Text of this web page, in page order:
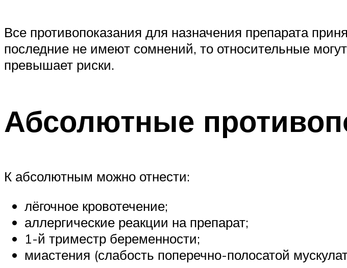
Все противопоказания для назначения препарата
последние не имеют сомнений, то относительные
превышает риски.
Абсолютные
К абсолютным можно отнести:
лёгочное кровотечение;
аллергические реакции на препарат;
1-й триместр беременности;
миастения (слабость поперечно-полосатой